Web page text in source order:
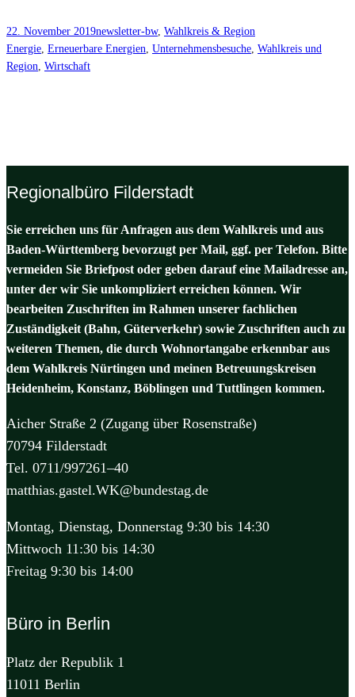
22. November 2019newsletter-bw, Wahlkreis & Region
Energie Erneuerbare Energien Unternehmensbesuche Wahlkreis und
Region Wirtschaft
Regionalbüro Filderstadt
Sie erreichen uns für Anfragen aus dem Wahlkreis und aus
Baden-Württemberg bevorzugt per Mail, ggf. per Telefon. Bitte
vermeiden Sie Briefpost oder geben darauf eine Mailadresse an,
unter der wir Sie unkompliziert erreichen können. Wir
bearbeiten Zuschriften im Rahmen unserer fachlichen
Zuständigkeit (Bahn, Güterverkehr) sowie Zuschriften auch zu
weiteren Themen, die durch Wohnortangabe erkennbar aus
dem Wahlkreis Nürtingen und meinen Betreuungskreisen
Heidenheim, Konstanz, Böblingen und Tuttlingen kommen.
Aicher Straße 2 (Zugang über Rosenstraße)
70794 Filderstadt
Tel. 0711/997261–40
matthias.gastel.WK@bundestag.de
Montag, Dienstag, Donnerstag 9:30 bis 14:30
Mittwoch 11:30 bis 14:30
Freitag 9:30 bis 14:00
Büro in Berlin
Platz der Republik 1
11011 Berlin